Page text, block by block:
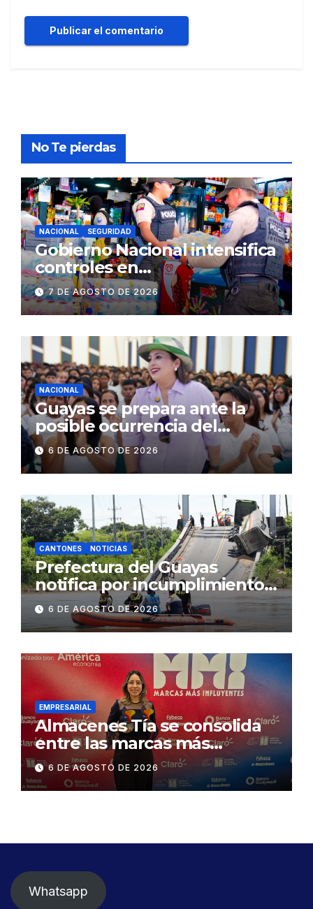
No Te pierdas
NACIONAL SEGURIDAD
Gobierno Nacional intensifica
controles en
establecimientos y espacios
públicos de Pichincha: 684
operativos en zonas
comerciales y de
concurrencia
7 DE AGOSTO DE 2026
NACIONAL
Guayas se prepara ante la
posible ocurrencia del
fenómeno de El Niño:
Gobierno Nacional capacita a
2.500 jóvenes
6 DE AGOSTO DE 2026
CANTONES NOTICIAS
Prefectura del Guayas
notifica por incumplimiento
contractual a la
Concesionaria CONORTE y
exige celeridad en
desmontaje del puente
Gonzalo Icaza Cornejo, en
Daule
6 DE AGOSTO DE 2026
EMPRESARIAL
Almacenes Tía se consolida
entre las marcas más
influyentes del Ecuador
6 DE AGOSTO DE 2026
Whatsapp